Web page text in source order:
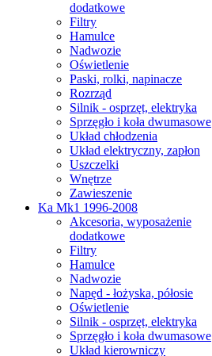
dodatkowe
Filtry
Hamulce
Nadwozie
Oświetlenie
Paski, rolki, napinacze
Rozrząd
Silnik - osprzęt, elektryka
Sprzęgło i koła dwumasowe
Układ chłodzenia
Układ elektryczny, zapłon
Uszczelki
Wnętrze
Zawieszenie
Ka Mk1 1996-2008
Akcesoria, wyposażenie
dodatkowe
Filtry
Hamulce
Nadwozie
Napęd - łożyska, półosie
Oświetlenie
Silnik - osprzęt, elektryka
Sprzęgło i koła dwumasowe
Układ kierowniczy